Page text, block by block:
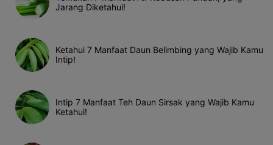
Jarang Diketahui!
Ketahui 7 Manfaat Daun Belimbing yang Wajib Kamu
Intip!
Intip 7 Manfaat Teh Daun Sirsak yang Wajib Kamu
Ketahui!